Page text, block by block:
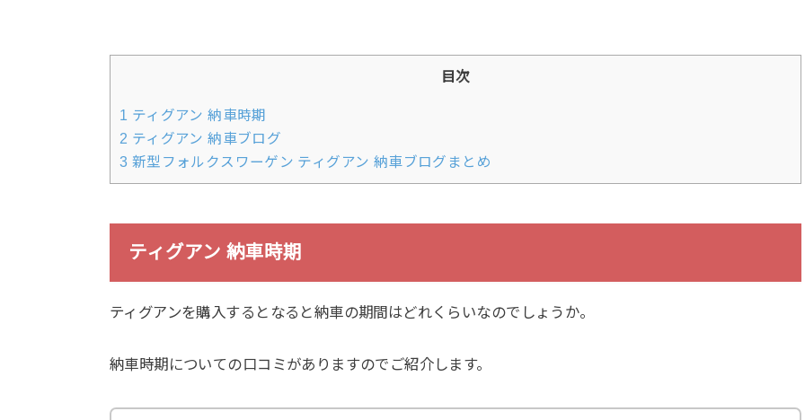
目次
1 ティグアン 納車時期
2 ティグアン 納車ブログ
3 新型フォルクスワーゲン ティグアン 納車ブログまとめ
ティグアン 納車時期
ティグアンを購入するとなると納車の期間はどれくらいなのでしょうか。
納車時期についての口コミがありますのでご紹介します。